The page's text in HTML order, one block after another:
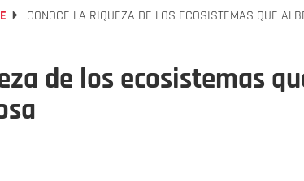
CONOCE LA RIQUEZA DE LOS ECOSISTEMAS QUE
de los ecosistemas